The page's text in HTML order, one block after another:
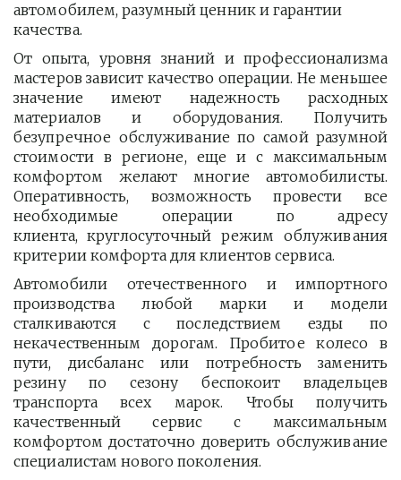
автомобилем, разумный ценник и гарантии
качества.
От опыта, уровня знаний и профессионализма
мастеров зависит качество операции. Не меньшее
значение имеют надежность расходных
материалов и оборудования. Получить
безупречное обслуживание по самой разумной
стоимости в регионе, еще и с максимальным
комфортом желают многие автомобилисты.
Оперативность, возможность провести все
необходимые операции по адресу
клиента, круглосуточный режим облуживания
критерии комфорта для клиентов сервиса.
Автомобили отечественного и импортного
производства любой марки и модели
сталкиваются с последствием езды по
некачественным дорогам. Пробитое колесо в
пути, дисбаланс или потребность заменить
резину по сезону беспокоит владельцев
транспорта всех марок. Чтобы получить
качественный сервис с максимальным
комфортом достаточно доверить обслуживание
специалистам нового поколения.